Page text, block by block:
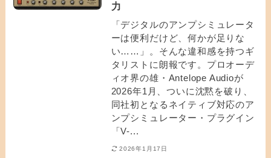
力
「デジタルのアンプシミュレータ
ーは便利だけど、何かが足りな
い……」。そんな違和感を持つギ
タリストに朗報です。プロオーデ
ィオ界の雄・Antelope Audioが
2026年1月、ついに沈黙を破り、
同社初となるネイティブ対応のア
ンプシミュレーター・プラグイン
「V-...
2026年1月17日